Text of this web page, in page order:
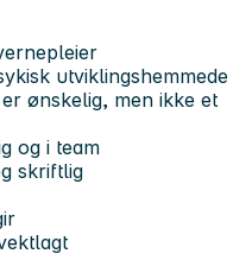
utviklingshemmede
ønskelig, men ikke et
og i team
skriftlig
gir
vil bli vektlagt